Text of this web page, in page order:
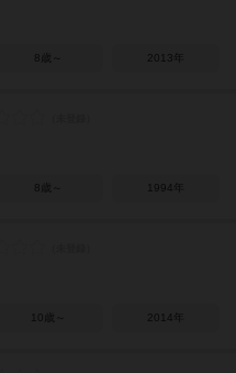
8歳～ 2013年
8歳～ 1994年
10歳～ 2014年